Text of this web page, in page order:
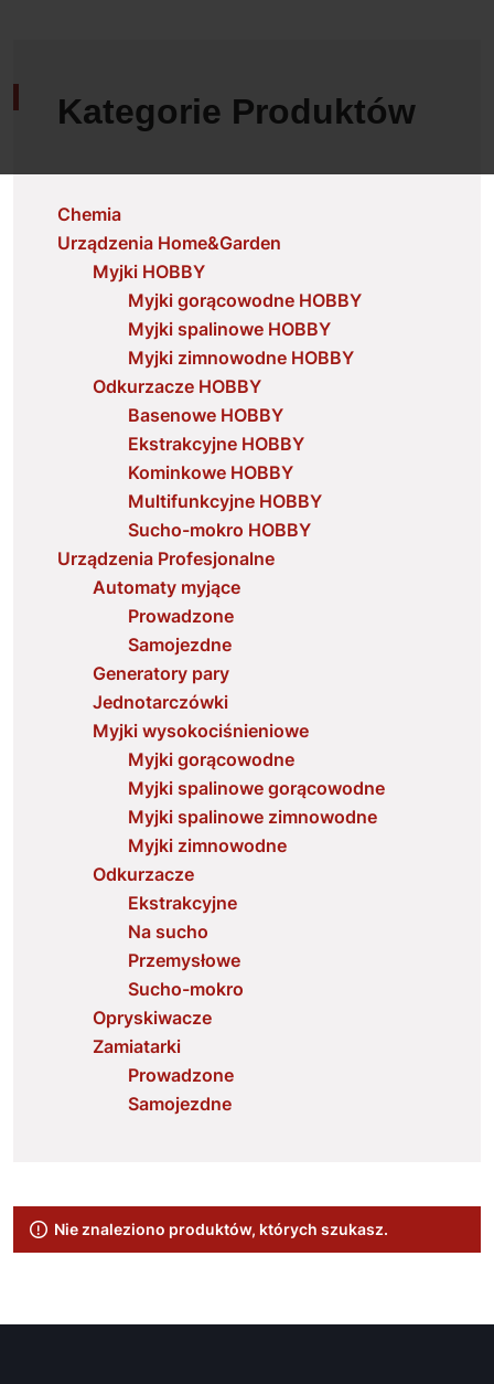
Nie znaleziono produktów, których szukasz.
Kategorie Produktów
Chemia
Urządzenia Home&Garden
Myjki HOBBY
Myjki gorącowodne HOBBY
Myjki spalinowe HOBBY
Myjki zimnowodne HOBBY
Odkurzacze HOBBY
Basenowe HOBBY
Ekstrakcyjne HOBBY
Kominkowe HOBBY
Multifunkcyjne HOBBY
Sucho-mokro HOBBY
Urządzenia Profesjonalne
Automaty myjące
Prowadzone
Samojezdne
Generatory pary
Jednotarczówki
Myjki wysokociśnieniowe
Myjki gorącowodne
Myjki spalinowe gorącowodne
Myjki spalinowe zimnowodne
Myjki zimnowodne
Odkurzacze
Ekstrakcyjne
Na sucho
Przemysłowe
Sucho-mokro
Opryskiwacze
Zamiatarki
Prowadzone
Samojezdne